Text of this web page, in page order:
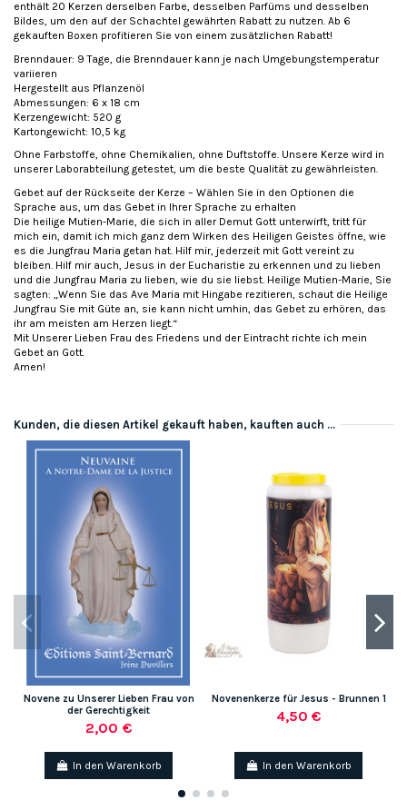
enthält 20 Kerzen derselben Farbe, desselben Parfüms und desselben
Bildes, um den auf der Schachtel gewährten Rabatt zu nutzen. Ab 6
gekauften Boxen profitieren Sie von einem zusätzlichen Rabatt!
Brenndauer: 9 Tage, die Brenndauer kann je nach Umgebungstemperatur
variieren
Hergestellt aus Pflanzenöl
Abmessungen: 6 x 18 cm
Kerzengewicht: 520 g
Kartongewicht: 10,5 kg
Ohne Farbstoffe, ohne Chemikalien, ohne Duftstoffe. Unsere Kerze wird in
unserer Laborabteilung getestet, um die beste Qualität zu gewährleisten.
Gebet auf der Rückseite der Kerze – Wählen Sie in den Optionen die
Sprache aus, um das Gebet in Ihrer Sprache zu erhalten
Die heilige Mutien-Marie, die sich in aller Demut Gott unterwirft, tritt für
mich ein, damit ich mich ganz dem Wirken des Heiligen Geistes öffne, wie
es die Jungfrau Maria getan hat. Hilf mir, jederzeit mit Gott vereint zu
bleiben. Hilf mir auch, Jesus in der Eucharistie zu erkennen und zu lieben
und die Jungfrau Maria zu lieben, wie du sie liebst. Heilige Mutien-Marie, Sie
sagten: „Wenn Sie das Ave Maria mit Hingabe rezitieren, schaut die Heilige
Jungfrau Sie mit Güte an, sie kann nicht umhin, das Gebet zu erhören, das
ihr am meisten am Herzen liegt.“
Mit Unserer Lieben Frau des Friedens und der Eintracht richte ich mein
Gebet an Gott.
Amen!
Kunden, die diesen Artikel gekauft haben, kauften auch ...
Novene zu Unserer Lieben Frau von
der Gerechtigkeit
2,00 €
In den Warenkorb
Novenenkerze für Jesus - Brunnen 1
4,50 €
In den Warenkorb